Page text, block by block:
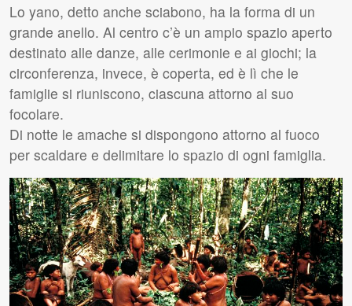
Lo yano, detto anche sciabono, ha la forma di un
grande anello. Al centro c’è un ampio spazio aperto
destinato alle danze, alle cerimonie e ai giochi; la
circonferenza, invece, è coperta, ed è lì che le
famiglie si riuniscono, ciascuna attorno al suo
focolare.
Di notte le amache si dispongono attorno al fuoco
per scaldare e delimitare lo spazio di ogni famiglia.